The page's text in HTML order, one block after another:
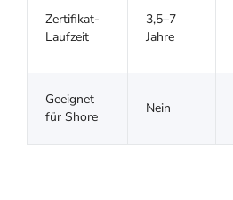
Zertifikat-
Laufzeit
3,5–7
Jahre
Geeignet
für Shore
Nein